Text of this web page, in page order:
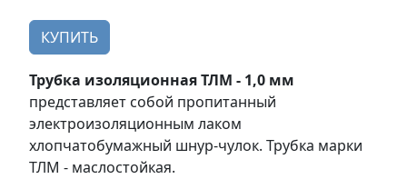
КУПИТЬ
Трубка изоляционная ТЛМ - 1,0 мм
представляет собой пропитанный
электроизоляционным лаком
хлопчатобумажный шнур-чулок. Трубка марки
ТЛМ - маслостойкая.